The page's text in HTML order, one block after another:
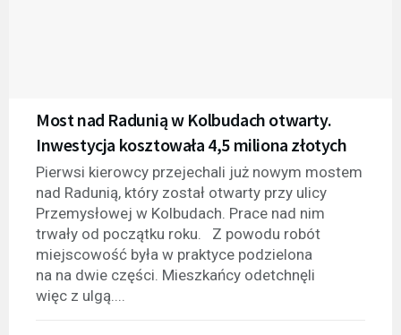
Most nad Radunią w Kolbudach otwarty.
Inwestycja kosztowała 4,5 miliona złotych
Pierwsi kierowcy przejechali już nowym mostem
nad Radunią, który został otwarty przy ulicy
Przemysłowej w Kolbudach. Prace nad nim
trwały od początku roku. Z powodu robót
miejscowość była w praktyce podzielona
na na dwie części. Mieszkańcy odetchnęli
więc z ulgą....